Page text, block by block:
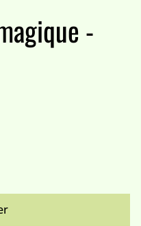
-